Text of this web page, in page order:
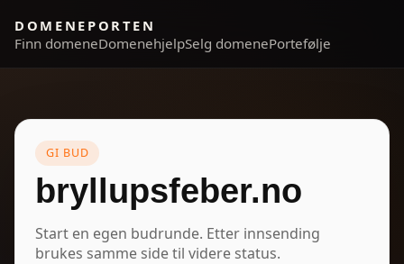
DOMENEPORTEN
Finn domeneDomenehjelpSelg domenePortefølje
GI BUD
bryllupsfeber.no
Start en egen budrunde. Etter innsending
brukes samme side til videre status.